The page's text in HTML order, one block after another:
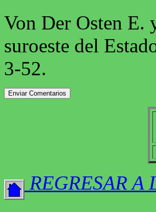
Von Der Osten E.
suroeste del
3-52.
REGRESAR A